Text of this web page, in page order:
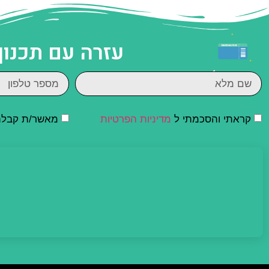
עזרה עם
קראתי והסכמתי ל מדיניות הפרטיות מאשר/ת קבלת